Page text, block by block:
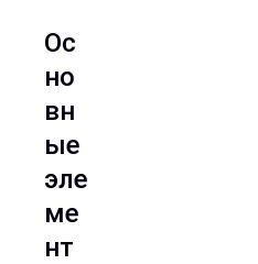
Ос
но
вн
ые
эле
ме
нт